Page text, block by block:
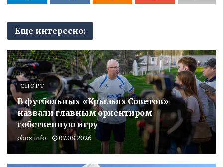
Еще интересно:
СПОРТ
В футбольных «Крыльях Советов»
назвали главным ориентиром
собственную игру
oboz.info 07.08.2026